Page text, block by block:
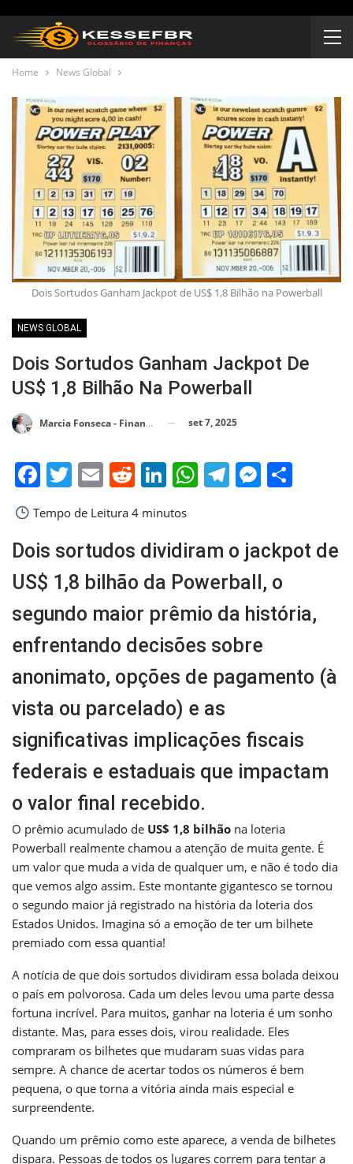
Home News Global
Dois Sortudos Ganham Jackpot de US$ 1,8 Bilhão na Powerball
NEWS GLOBAL
Dois Sortudos Ganham Jackpot De
US$ 1,8 Bilhão Na Powerball
Marcia Fonseca - Financial Consultant set 7, 2025
Facebook
Twitter
EmailReddit
LinkedIn
WhatsApp
Telegram
Tempo de Leitura 4 minutos
Dois sortudos dividiram o jackpot de
US$ 1,8 bilhão da Powerball, o
segundo maior prêmio da história,
enfrentando decisões sobre
anonimato, opções de pagamento (à
vista ou parcelado) e as
significativas implicações fiscais
federais e estaduais que impactam
o valor final recebido.
O prêmio acumulado de US$ 1,8 bilhão na loteria
Powerball realmente chamou a atenção de muita gente. É
um valor que muda a vida de qualquer um, e não é todo dia
que vemos algo assim. Este montante gigantesco se tornou
o segundo maior já registrado na história da loteria dos
Estados Unidos. Imagina só a emoção de ter um bilhete
premiado com essa quantia!
A notícia de que dois sortudos dividiram essa bolada deixou
o país em polvorosa. Cada um deles levou uma parte dessa
fortuna incrível. Para muitos, ganhar na loteria é um sonho
distante. Mas, para esses dois, virou realidade. Eles
compraram os bilhetes que mudaram suas vidas para
sempre. A chance de acertar todos os números é bem
pequena, o que torna a vitória ainda mais especial e
surpreendente.
Quando um prêmio como este aparece, a venda de bilhetes
dispara. Pessoas de todos os lugares correm para tentar a